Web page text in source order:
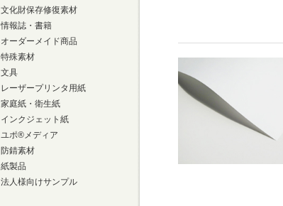
文化財保存修復素材
情報誌・書籍
オーダーメイド商品
特殊素材
文具
レーザープリンタ用紙
家庭紙・衛生紙
インクジェット紙
ユポ®メディア
防錆素材
紙製品
法人様向けサンプル